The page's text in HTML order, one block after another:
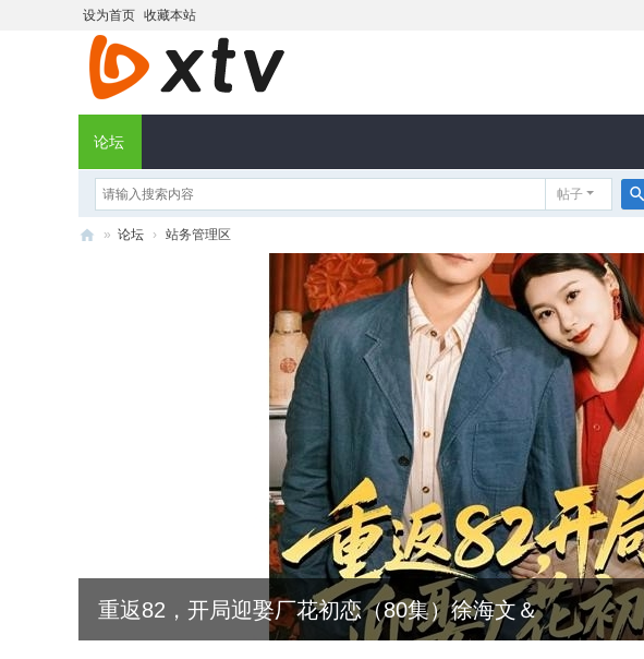
设为首页 收藏本站
论坛
帖子
索
» 论坛 › 站务管理区
重返82，开局迎娶厂花初恋（80集）徐海文＆